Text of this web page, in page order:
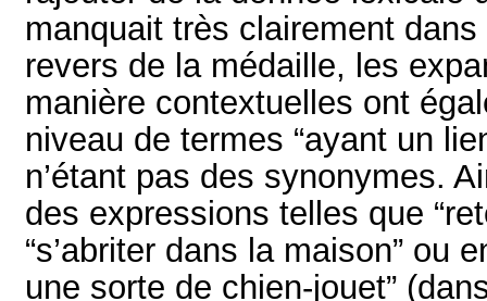
manquait très clairement
revers de la médaille, les
manière contextuelles ont
niveau de termes “ayant un
n’étant pas des synonymes.
des expressions telles que
“s’abriter dans la maison” ou
une sorte de chien-jouet”